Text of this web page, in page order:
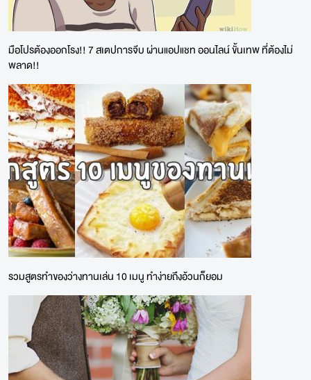
มือโปรต้องออกโรง!! 7 สเตปการจีบ ผ่านแอปแชท ออนไลน์ ขั้นเทพ ที่ต้องไม่
พลาด!!
รวมสูตรทำของว่างทานเล่น 10 เมนู ทำง่ายถึงอ้วนก็ยอม